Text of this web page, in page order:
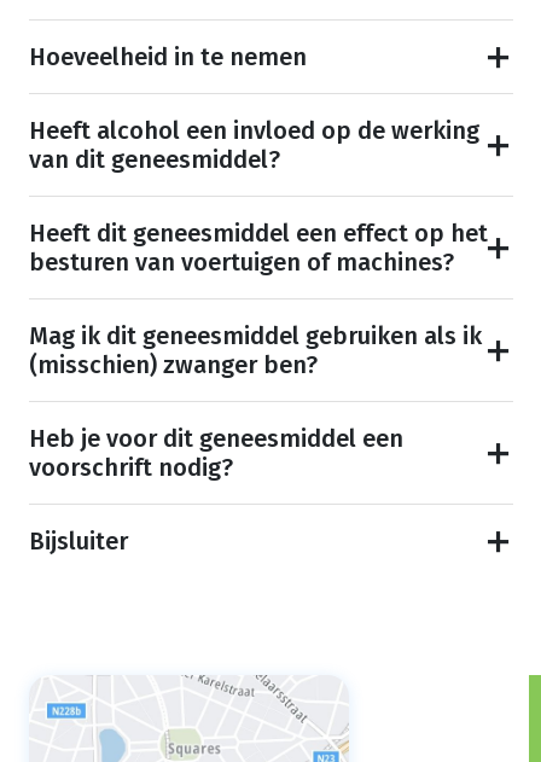
Hoeveelheid in te nemen
Heeft alcohol een invloed op de werking
van dit geneesmiddel?
Heeft dit geneesmiddel een effect op het
besturen van voertuigen of machines?
Mag ik dit geneesmiddel gebruiken als ik
(misschien) zwanger ben?
Heb je voor dit geneesmiddel een
voorschrift nodig?
Bijsluiter